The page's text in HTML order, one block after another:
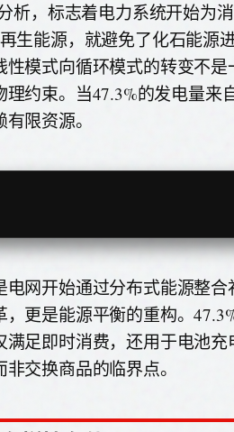
析，标志着电力系统开始为
生能源，就避免了化石能源
模式向循环模式的转变不是
约束。当47.3%的发电量来
限资源。
网开始通过分布式能源整合
更是能源平衡的重构。
足即时消费，还用于电池充
交换商品的临界点。